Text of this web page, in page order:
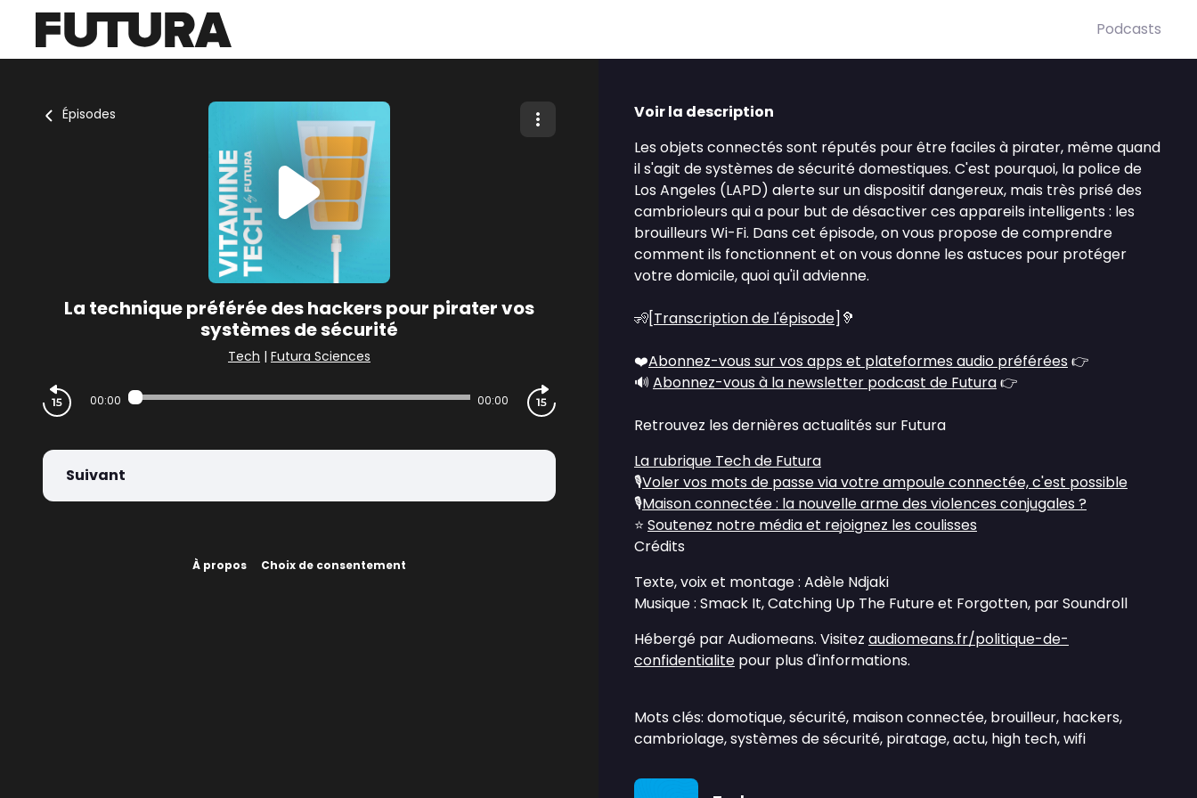
Podcasts
Épisodes
La technique préférée des hackers pour pirater vos
systèmes de sécurité
Tech | Futura Sciences
00:00 00:00
Suivant
À propos Choix de consentement
Voir la description
Les objets connectés sont réputés pour être faciles à pirater, même quand
il s'agit de systèmes de sécurité domestiques. C'est pourquoi, la police de
Los Angeles (LAPD) alerte sur un dispositif dangereux, mais très prisé des
cambrioleurs qui a pour but de désactiver ces appareils intelligents : les
brouilleurs Wi-Fi. Dans cet épisode, on vous propose de comprendre
comment ils fonctionnent et on vous donne les astuces pour protéger
votre domicile, quoi qu'il advienne.
🧏[Transcription de l'épisode]🦻
❤️Abonnez-vous sur vos apps et plateformes audio préférées 👉
🔊 Abonnez-vous à la newsletter podcast de Futura👉
Retrouvez les dernières actualités sur Futura
La rubrique Tech de Futura
🎙️Voler vos mots de passe via votre ampoule connectée, c'est possible
🎙️Maison connectée : la nouvelle arme des violences conjugales ?
⭐ Soutenez notre média et rejoignez les coulisses
Crédits
Texte, voix et montage : Adèle Ndjaki
Musique : Smack It, Catching Up The Future et Forgotten, par Soundroll
Hébergé par Audiomeans. Visitez audiomeans.fr/politique-de-
confidentialite pour plus d'informations.
Mots clés: domotique, sécurité, maison connectée, brouilleur, hackers,
cambriolage, systèmes de sécurité, piratage, actu, high tech, wifi